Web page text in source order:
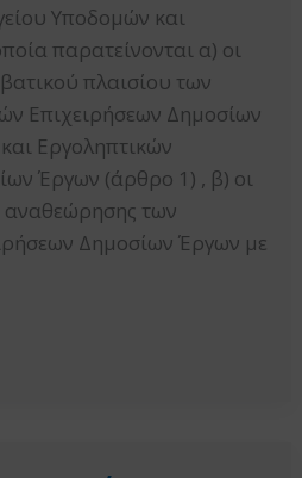
Υποδομών και
παρατείνονται α) οι
πλαισίου των
Επιχειρήσεων Δημοσίων
Εργοληπτικών
Έργων (άρθρο 1) , β) οι
αναθεώρησης των
Δημοσίων Έργων με